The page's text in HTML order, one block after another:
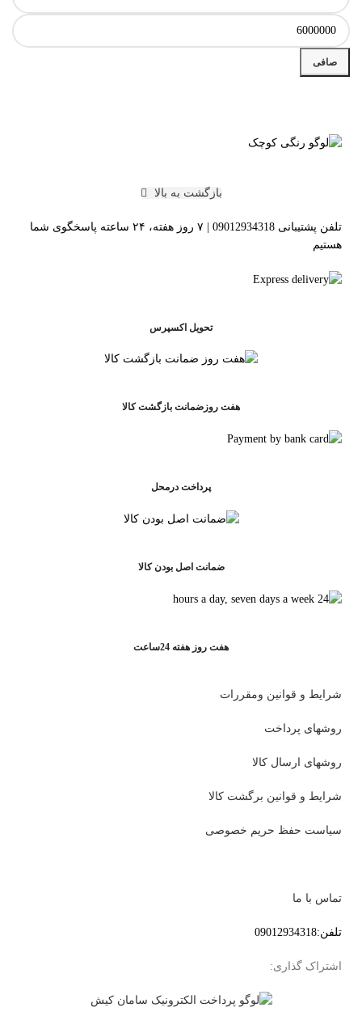
صافی
بازگشت به بالا
تلفن پشتیبانی 09012934318 | ۷ روز هفته، ۲۴ ساعته پاسخگوی شما
هستیم
تحویل اکسپرس
هفت روزضمانت بازگشت کالا
پرداخت درمحل
ضمانت اصل بودن کالا
هفت روز هفته 24ساعت
شرایط و قوانین ومقررات
روشهای پرداخت
روشهای ارسال کالا
شرایط و قوانین برگشت کالا
سیاست حفظ حریم خصوصی
تماس با ما
تلفن:09012934318
اشتراک گذاری: